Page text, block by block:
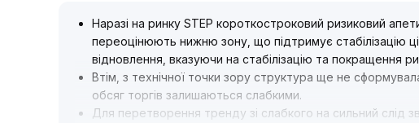
Наразі на ринку STEP короткостроковий ризиковий
переоцінюють нижню зону, що підтримує стабілізацію
відновлення, вказуючи на стабілізацію та покращення
Втім, з технічної точки зору структура ще не
обсяг торгів залишаються слабкими.
Для перетворення тренду зі слабкого на сильний слід